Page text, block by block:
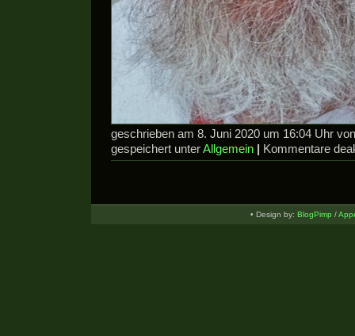
geschrieben am 8. Juni 2020 um 16:04 Uhr
gespeichert unterAllgemein Kommentare
• Design by: BlogPimp /